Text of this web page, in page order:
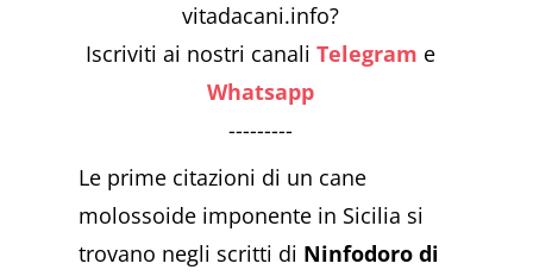
vitadacani.info?
Iscriviti ai nostri canaliTelegram e
Whatsapp
---------
Le prime citazioni di un cane
molossoide imponente in Sicilia si
trovano negli scritti di Ninfodoro di